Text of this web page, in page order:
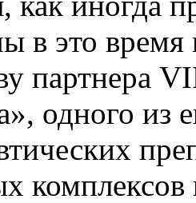
в это
партнера
одного из
комплексов